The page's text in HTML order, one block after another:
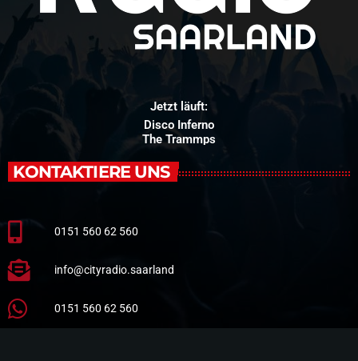
Jetzt läuft:
Disco Inferno
The Trammps
KONTAKTIERE UNS
0151 560 62 560
info@cityradio.saarland
0151 560 62 560